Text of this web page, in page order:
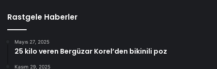
Rastgele Haberler
Mayıs 27, 2025
25 kilo veren Bergüzar Korel’den bikinili poz
Kasım 29, 2025